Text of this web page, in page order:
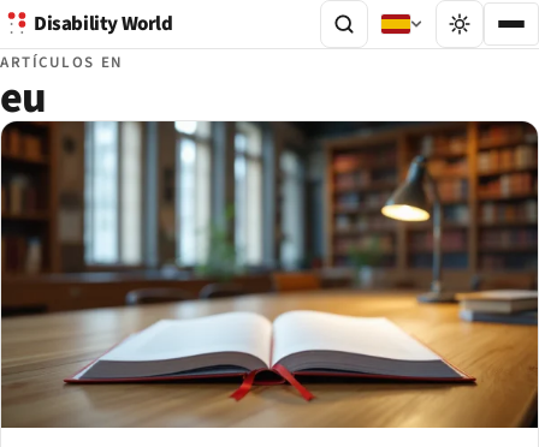
Disability World
ARTÍCULOS EN
eu